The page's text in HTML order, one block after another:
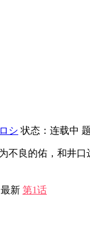
シ 状态： 连载中
不良的佑，和井
最新 第1话